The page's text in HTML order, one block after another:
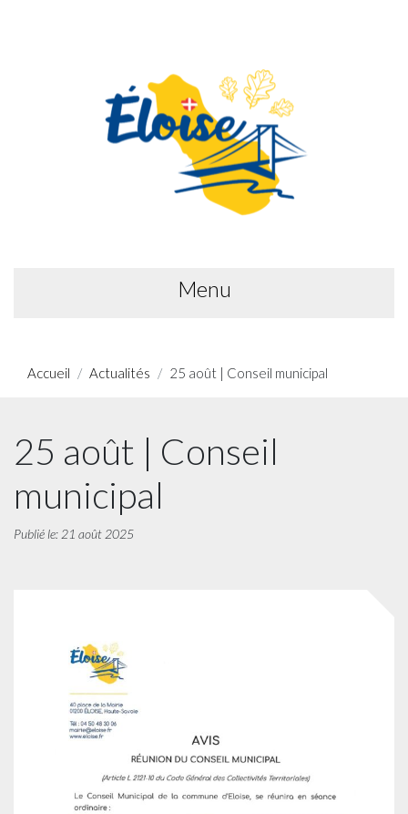
Menu
Accueil Actualités 25 août | Conseil municipal
25 août | Conseil
municipal
Publié le: 21 août 2025